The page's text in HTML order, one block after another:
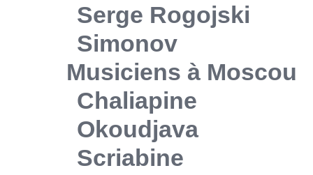
Serge Rogojski
Simonov
Musiciens à Moscou
Chaliapine
Okoudjava
Scriabine